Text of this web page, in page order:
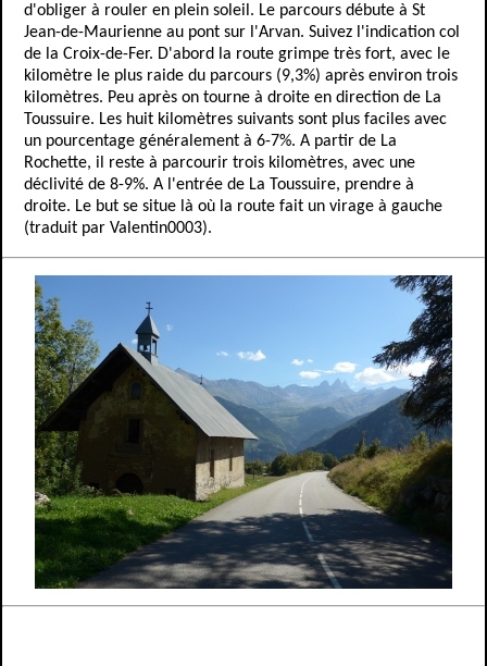
d'obliger à rouler en plein soleil. Le parcours débute à St
Jean-de-Maurienne au pont sur l'Arvan. Suivez l'indication col
de la Croix-de-Fer. D'abord la route grimpe très fort, avec le
kilomètre le plus raide du parcours (9,3%) après environ trois
kilomètres. Peu après on tourne à droite en direction de La
Toussuire. Les huit kilomètres suivants sont plus faciles avec
un pourcentage généralement à 6-7%. A partir de La
Rochette, il reste à parcourir trois kilomètres, avec une
déclivité de 8-9%. A l'entrée de La Toussuire, prendre à
droite. Le but se situe là où la route fait un virage à gauche
(traduit par Valentin0003).